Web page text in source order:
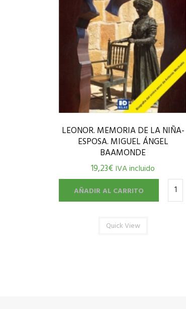
LEONOR. MEMORIA DE LA NIÑA-
ESPOSA. MIGUEL ÁNGEL
BAAMONDE
19,23€IVA incluido
AÑADIR AL CARRITO
Quick View